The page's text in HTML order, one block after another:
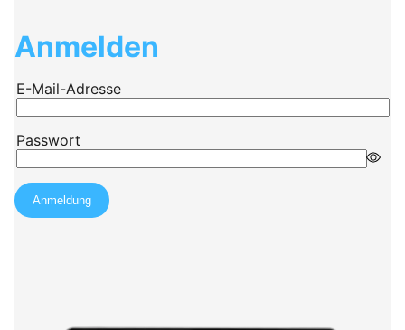
Anmelden